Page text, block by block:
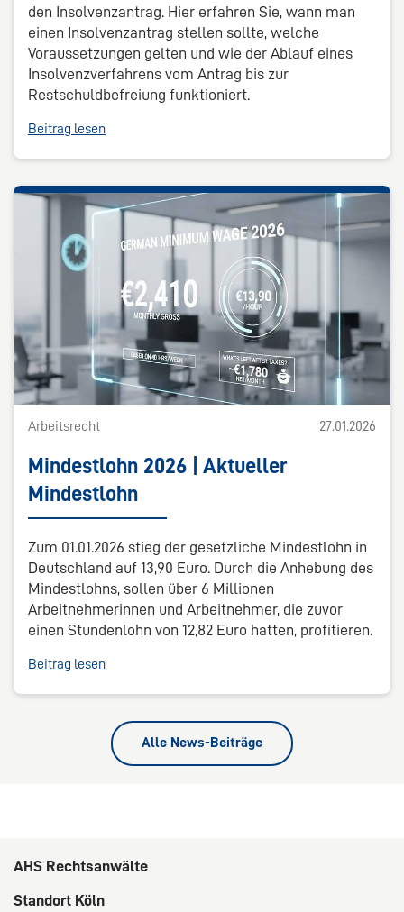
den Insolvenzantrag. Hier erfahren Sie, wann man
einen Insolvenzantrag stellen sollte, welche
Voraussetzungen gelten und wie der Ablauf eines
Insolvenzverfahrens vom Antrag bis zur
Restschuldbefreiung funktioniert.
Beitrag lesen
Arbeitsrecht 27.01.2026
Mindestlohn 2026 | Aktueller
Mindestlohn
Zum 01.01.2026 stieg der gesetzliche Mindestlohn in
Deutschland auf 13,90 Euro. Durch die Anhebung des
Mindestlohns, sollen über 6 Millionen
Arbeitnehmerinnen und Arbeitnehmer, die zuvor
einen Stundenlohn von 12,82 Euro hatten, profitieren.
Beitrag lesen
Alle News-Beiträge
AHS Rechtsanwälte
Standort Köln